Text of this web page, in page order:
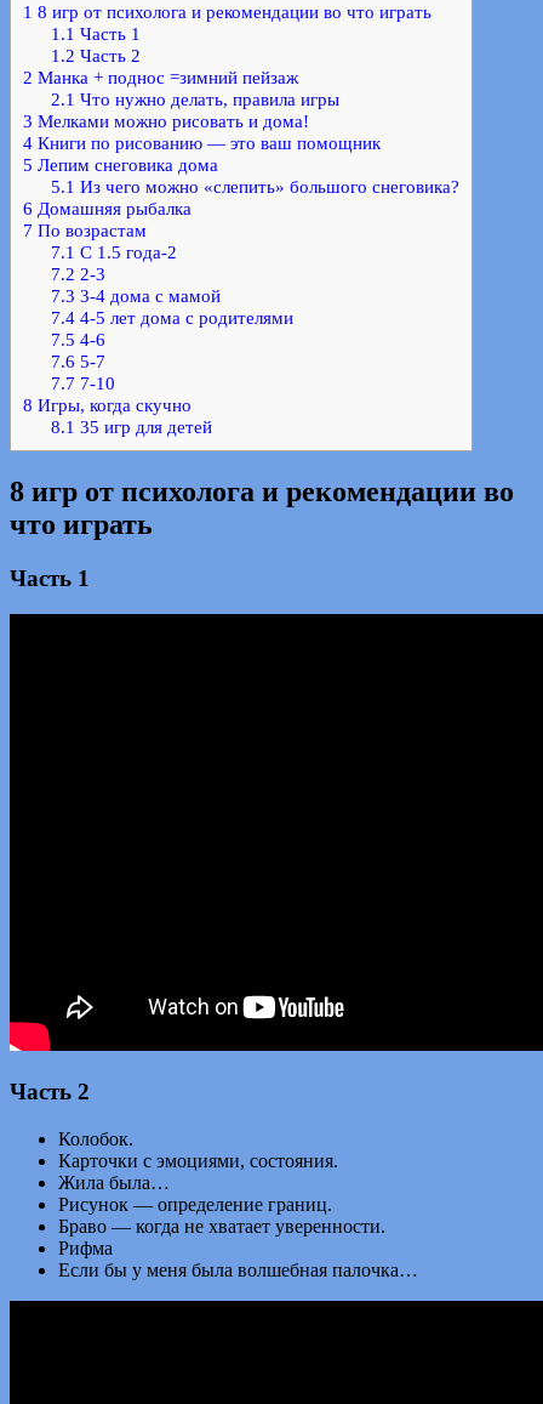
1 8 игр от психолога и рекомендации во что играть
1.1 Часть 1
1.2 Часть 2
2 Манка + поднос =зимний пейзаж
2.1 Что нужно делать, правила игры
3 Мелками можно рисовать и дома!
4 Книги по рисованию — это ваш помощник
5 Лепим снеговика дома
5.1 Из чего можно «слепить» большого снеговика?
6 Домашняя рыбалка
7 По возрастам
7.1 С 1.5 года-2
7.2 2-3
7.3 3-4 дома с мамой
7.44-5 лет дома с родителями
7.5 4-6
7.6 5-7
7.7 7-10
8 Игры, когда скучно
8.1 35 игр для детей
8 игр от психолога и рекомендации во
что играть
Часть 1
Часть 2
Колобок.
Карточки с эмоциями, состояния.
Жила была…
Рисунок — определение границ.
Браво — когда не хватает уверенности.
Рифма
Если бы у меня была волшебная палочка…